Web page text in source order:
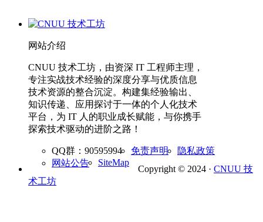
网站介绍
CNUU 技术工坊，由资深 IT 工程师主理，
专注实战技术经验的深度分享与优质信息
技术资源的整合沉淀。构建集经验输出、
知识传递、应用探讨于一体的个人化技术
平台，为 IT 人的职业成长赋能，与你携手
探索技术驱动的进阶之路！
QQ群：90595994 免责声明
隐私政策
网站公告
SiteMap
Copyright © 2024 · CNUU 技
术工坊